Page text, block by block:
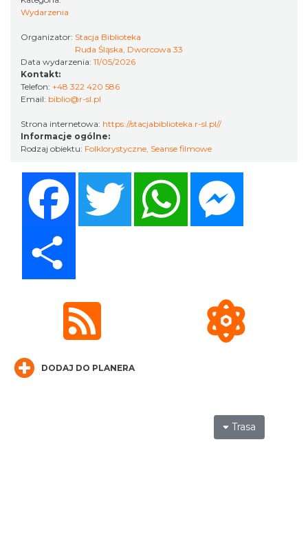
LORD OF THE DANCE - 30th Anniversary
Tour
10.22 km
LORD OF THE DANCE 2026
Katowice
10.22 km
9.08.2026
Wydarzenia
Organizator: Stacja Biblioteka
Ruda Śląska, Dworcowa 33
Data wydarzenia: 11/05/2026
Kontakt:
Telefon: +48 322 420 586
Email: biblio@r-sl.pl
Strona internetowa: https://stacjabiblioteka.r-sl.pl//
Informacje ogólne:
Rodzaj obiektu: Folklorystyczne, Seanse filmowe
Twitter WhatsApp
DODAJ DO PLANERA
Trasa